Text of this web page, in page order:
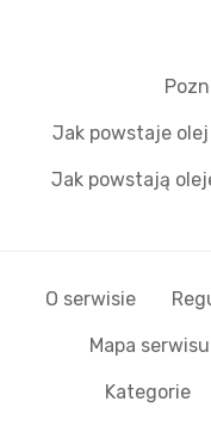
Jak powstaje
Jak powstają
O serwisie
Mapa serwisu
Kategorie